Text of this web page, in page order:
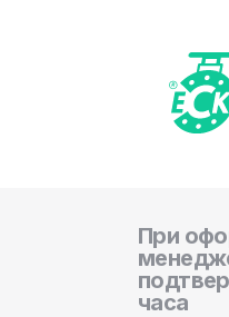
При
часа